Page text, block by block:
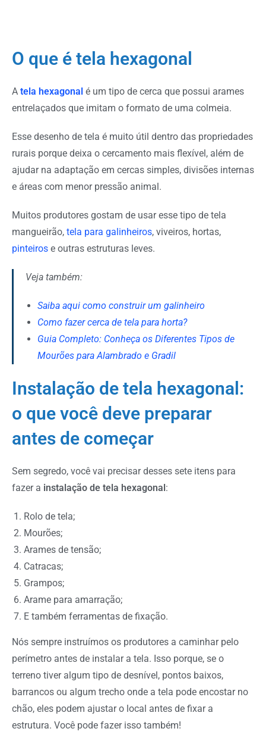
O que é tela hexagonal
A tela hexagonal é um tipo de cerca que possui arames
entrelaçados que imitam o formato de uma colmeia.
Esse desenho de tela é muito útil dentro das propriedades
rurais porque deixa o cercamento mais flexível, além de
ajudar na adaptação em cercas simples, divisões internas
e áreas com menor pressão animal.
Muitos produtores gostam de usar esse tipo de tela
mangueirão, tela para galinheiros, viveiros, hortas,
pinteiros e outras estruturas leves.
Veja também:
Saiba aqui como construir um galinheiro
Como fazer cerca de tela para horta?
Guia Completo: Conheça os Diferentes Tipos de
Mourões para Alambrado e Gradil
Instalação de tela hexagonal:
o que você deve preparar
antes de começar
Sem segredo, você vai precisar desses sete itens para
fazer a instalação de tela hexagonal :
Rolo de tela;
Mourões;
Arames de tensão;
Catracas;
Grampos;
Arame para amarração;
E também ferramentas de fixação.
Nós sempre instruímos os produtores a caminhar pelo
perímetro antes de instalar a tela. Isso porque, se o
terreno tiver algum tipo de desnível, pontos baixos,
barrancos ou algum trecho onde a tela pode encostar no
chão, eles podem ajustar o local antes de fixar a
estrutura. Você pode fazer isso também!